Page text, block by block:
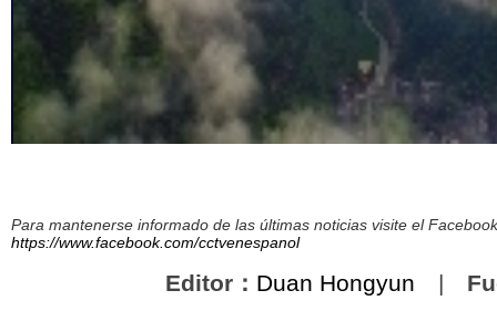
Para mantenerse informado de las últimas noticias visite el
https://www.facebook.com/cctvenespanol
Editor： Duan Hongyun |